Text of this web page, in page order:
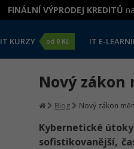
FINÁLNÍ VÝPRODEJ KREDITŮ
IT KURZY od 0 Kč IT E-
Nový zákon
Blog Nový zákon
Kybernetické útoky
sofistikovanější,